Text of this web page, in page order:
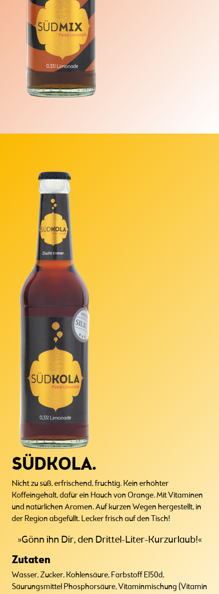
SÜDKOLA.
Nicht zu süß, erfrischend, fruchtig. Kein erhöhter
Koffeingehalt, dafür ein Hauch von Orange. Mit Vitaminen
und natürlichen Aromen. Auf kurzen Wegen hergestellt, in
der Region abgefüllt. Lecker frisch auf den Tisch!
»Gönn ihn Dir, den Drittel-Liter-Kurzurlaub!«
Zutaten
Wasser, Zucker, Kohlensäure, Farbstoff E150d,
Säurungsmittel Phosphorsäure, Vitaminmischung (Vitamin